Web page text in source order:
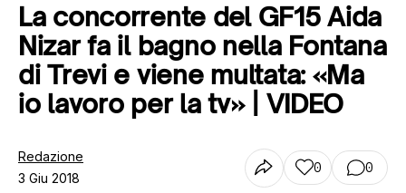
Tutti gli articoli
La concorrente del GF15 Aida
Nizar fa il bagno nella Fontana
di Trevi e viene multata: «Ma
io lavoro per la tv» | VIDEO
Redazione
3 Giu 2018
0 0